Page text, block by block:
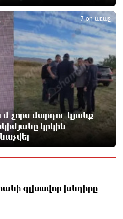
4 ժամ առաջ
ներկայացվեց
կրթական խաղը
4 ժամ առաջ
ից «Ուժեղ Հայաստան»-ի
կլքեն ԱԺ-ն և կշարժվեն դեպի
Կարապետյան
4 ժամ առաջ
այսօր Էջմիածնում դատում են
Մարիաննա
առաջնագծում
չորս մարդու կյանք
կրկին
7 օր առաջ
գլխավոր խնդիրը